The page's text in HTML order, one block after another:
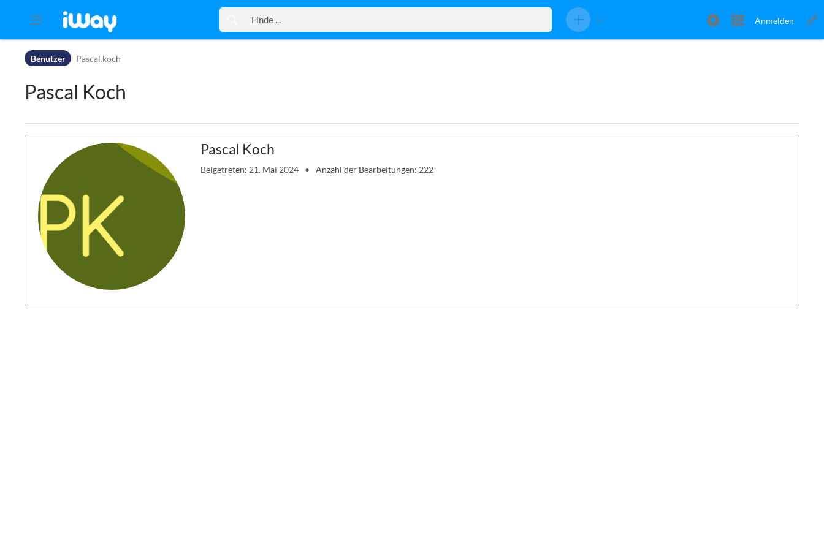
Zur Hauptnavigation
Zum Arbeitsbereich
Anmelden
Benutzer Pascal.koch
Pascal Koch
Pascal Koch
Beigetreten: 21. Mai 2024 Anzahl der Bearbeitungen: 222